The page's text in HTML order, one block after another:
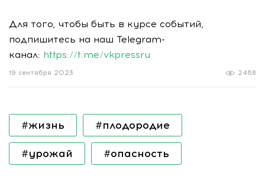
Для того, чтобы быть в курсе событий,
подпишитесь на наш Telegram-
канал: https://t.me/vkpressru
2468
19 сентября 2023
#жизнь #плодородие
#урожай #опасность